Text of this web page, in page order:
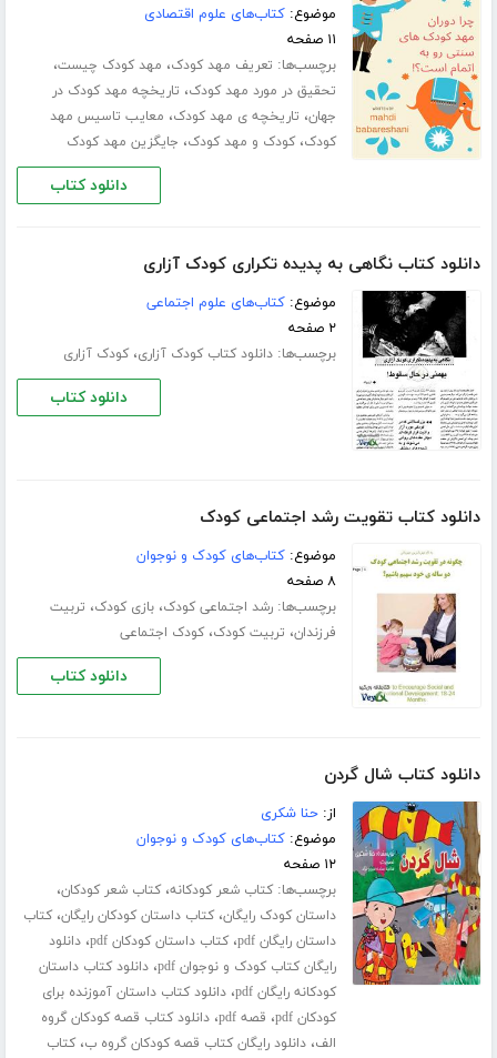
موضوع:کتاب‌های علوم اقتصادی
۱۱ صفحه
برچسب‌ها: تعریف مهد کودک، مهد کودک چیست،
تحقیق در مورد مهد کودک، تاریخچه مهد کودک در
جهان، تاریخچه‌ ی مهد کودک، معایب تاسیس مهد
کودک،کودک و مهد کودک، جایگزین مهد کودک
دانلود کتاب
دانلود کتاب نگاهی به پدیده تکراری کودک آزاری
موضوع:کتاب‌های علوم اجتماعی
۲ صفحه
برچسب‌ها:دانلود کتاب کودک آزاری،کودک آزاری
دانلود کتاب
دانلود کتاب تقویت رشد اجتماعی کودک
موضوع:کتاب‌های کودک و نوجوان
۸ صفحه
برچسب‌ها:رشد اجتماعی کودک،بازی کودک، تربیت
فرزندان، تربیت کودک،کودک اجتماعی
دانلود کتاب
دانلود کتاب شال گردن
از:حنا شکری
موضوع:کتاب‌های کودک و نوجوان
۱۲ صفحه
برچسب‌ها:کتاب شعر کودکانه،کتاب شعر کودکان،
داستان کودک رایگان،کتاب داستان کودکان رایگان،کتاب
داستان رایگان pdf
،کتاب داستان کودکان pdf ،دانلود
رایگان کتاب کودک و نوجوان pdf
،دانلود کتاب داستان
کودکانه رایگان pdf
،دانلود کتاب داستان آموزنده برای
کودکان pdf
، قصه pdf ،دانلود کتاب قصه کودکان گروه
الف،دانلود رایگان کتاب قصه کودکان گروه ب،کتاب